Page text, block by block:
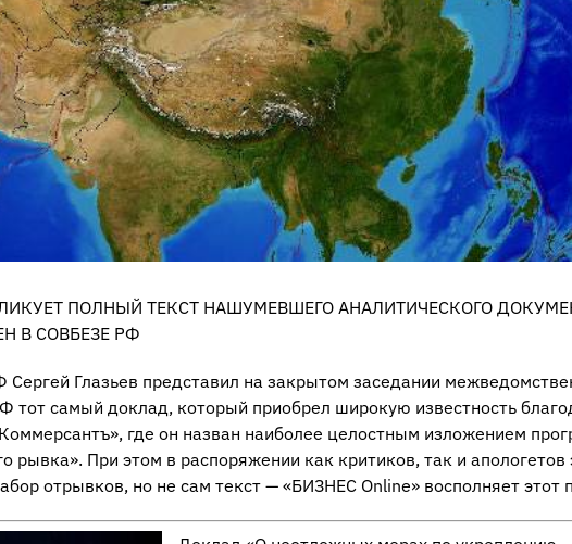
ПОЛНЫЙ ТЕКСТ НАШУМЕВШЕГО АНАЛИТИЧЕСКОГО
В СОВБЕЗЕ РФ
Сергей Глазьев представил на закрытом заседании
тот самый доклад, который приобрел широкую известность
где он назван наиболее целостным изложением
рывка». При этом в распоряжении как критиков, так и апологетов
отрывков, но не сам текст — «БИЗНЕС Online» восполняет этот